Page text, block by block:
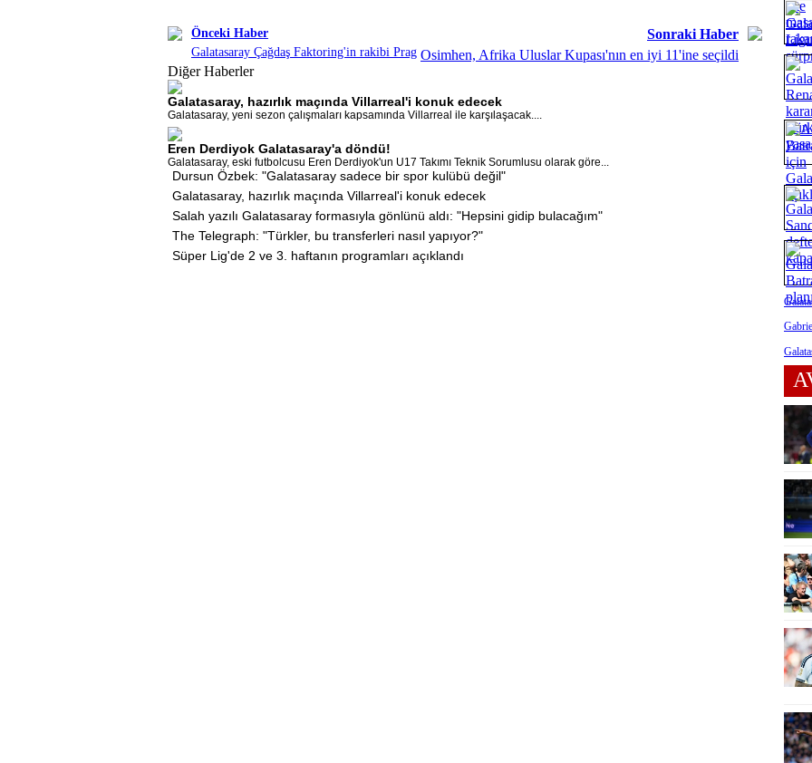
Önceki Haber
Galatasaray Çağdaş Faktoring'in rakibi Prag
Sonraki Haber
Osimhen, Afrika Uluslar Kupası'nın en iyi 11'ine seçildi
Diğer Haberler
Galatasaray, hazırlık maçında Villarreal'i konuk edecek
Galatasaray, yeni sezon çalışmaları kapsamında Villarreal ile karşılaşacak....
Eren Derdiyok Galatasaray'a döndü!
Galatasaray, eski futbolcusu Eren Derdiyok'un U17 Takımı Teknik Sorumlusu olarak göre...
Dursun Özbek: "Galatasaray sadece bir spor kulübü değil"
Galatasaray, hazırlık maçında Villarreal'i konuk edecek
Salah yazılı Galatasaray formasıyla gönlünü aldı: "Hepsini gidip bulacağım"
The Telegraph: "Türkler, bu transferleri nasıl yapıyor?"
Süper Lig'de 2 ve 3. haftanın programları açıklandı